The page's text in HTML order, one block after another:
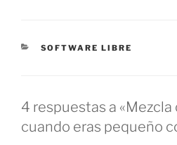
e
o
k
s
p
CATEGORÍAS
SOFTWARE LIBRE
4 respuestas a
cuando eras pequeño